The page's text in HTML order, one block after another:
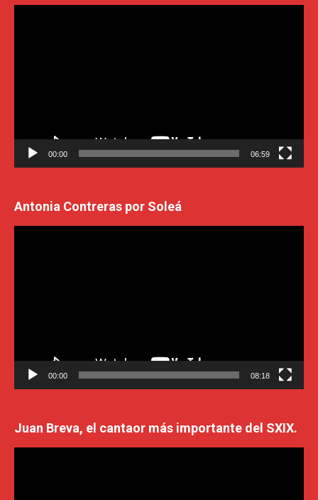
00:00 06:59
Antonia Contreras por Soleá
00:00 08:18
Juan Breva, el cantaor más importante del SXIX.